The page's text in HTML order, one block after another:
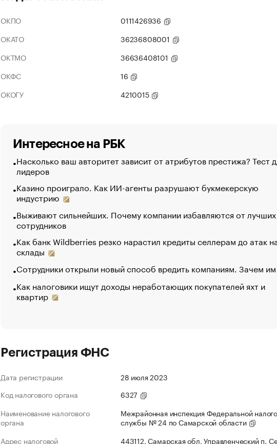
ОКПО
0111426936
ОКАТО
36236808001
ОКТМО
36636408101
ОКФС
16
ОКОГУ
4210015
Интересное на РБК
Насколько ваш авторитет зависит от атрибутов престижа? Тест
лидеров
Казино проиграло. Как ИИ-агенты разрушают букмекерскую
индустрию
Выживают сильнейших. Почему компании избавляются от лучших
сотрудников
Как банк Wildberries резко нарастил кредиты селлерам до атак
склады
Сотрудники открыли новый способ вредить компаниям. Зачем
Как налоговики ищут доходы неработающих покупателей яхт и
квартир
Регистрация ФНС
Дата регистрации
28 июля 2023
Код налогового органа
6327
Наименование налогового
органа
Межрайонная инспекция Федеральной
службы № 24 по Самарской области
Адрес налоговой
443112, Самарская обл, Управленческий п,